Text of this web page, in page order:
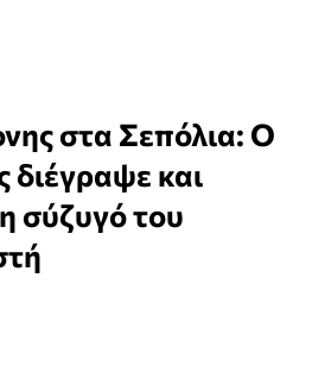
στα Σεπόλια: Ο
και
σύζυγό του